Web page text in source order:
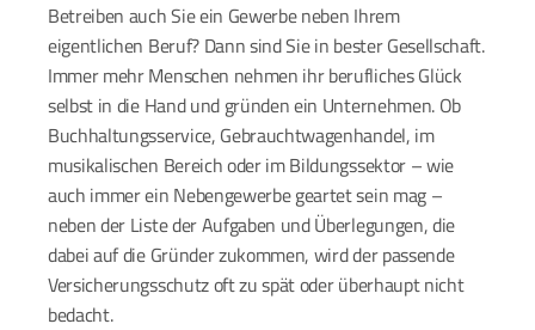
Betreiben auch Sie ein Gewerbe neben Ihrem
eigentlichen Beruf? Dann sind Sie in bester Gesellschaft.
Immer mehr Menschen nehmen ihr berufliches Glück
selbst in die Hand und gründen ein Unternehmen. Ob
Buchhaltungsservice, Gebrauchtwagenhandel, im
musikalischen Bereich oder im Bildungssektor – wie
auch immer ein Nebengewerbe geartet sein mag –
neben der Liste der Aufgaben und Überlegungen, die
dabei auf die Gründer zukommen, wird der passende
Versicherungsschutz oft zu spät oder überhaupt nicht
bedacht.